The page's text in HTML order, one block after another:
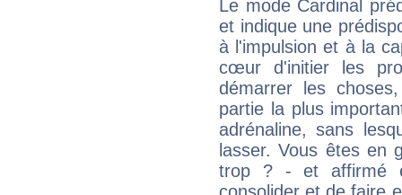
Le mode Cardinal
et indique une
à l'impulsion et à la
cœur d'initier les
démarrer les
partie la plus
adrénaline, sans
lasser. Vous êtes en
trop ? - et affirmé